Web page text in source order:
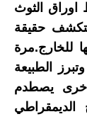
اوراق الثوث
حقيقة
للخارج.مرة
الطبيعة
يصطدم
الديمقراطي